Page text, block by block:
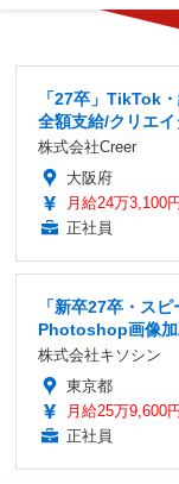
「27卒」TikTok
全額支給/クリエ
株式会社Creer
大阪府
月給24万3,100
正社員
「新卒27卒・ス
Photoshop画像加
株式会社キソシン
東京都
月給25万9,600
正社員